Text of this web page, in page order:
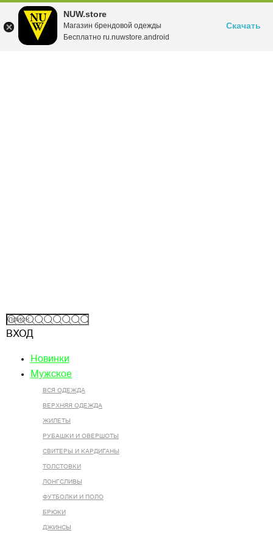
NUW.store
Магазин брендовой одежды
Бесплатно ru.nuwstore.android
Скачать
ВХОД
Новинки
Мужское
ВСЯ ОДЕЖДА
ВЕРХНЯЯ ОДЕЖДА
ЖИЛЕТЫ
РУБАШКИ И ОВЕРШОТЫ
СВИТЕРЫ И КАРДИГАНЫ
ТОЛСТОВКИ
ЛОНГСЛИВЫ
ФУТБОЛКИ И ПОЛО
БРЮКИ
ДЖИНСЫ